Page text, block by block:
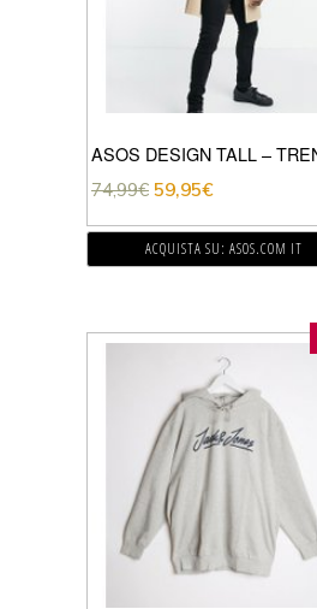
74,99€ 59,95€
ACQUISTA SU: ASOS.COM IT